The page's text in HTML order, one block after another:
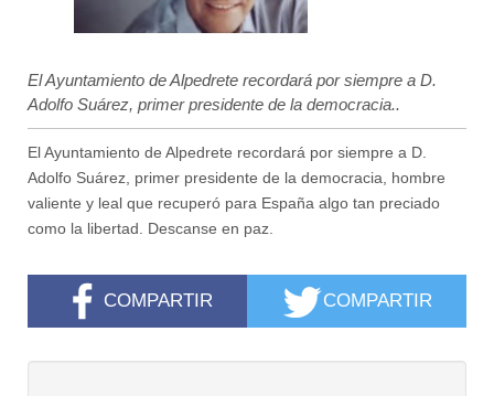
El Ayuntamiento de Alpedrete recordará por siempre a D.
Adolfo Suárez, primer presidente de la democracia..
El Ayuntamiento de Alpedrete recordará por siempre a D.
Adolfo Suárez, primer presidente de la democracia, hombre
valiente y leal que recuperó para España algo tan preciado
como la libertad. Descanse en paz.
COMPARTIR COMPARTIR